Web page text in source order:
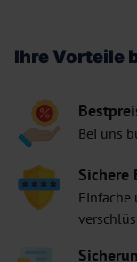
Ihre Vorteile
Bei uns
Sichere
Einfache